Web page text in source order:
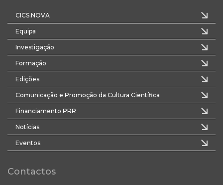
CICS.NOVA
Equipa
Investigação
Formação
Edições
Comunicação e Promoção da Cultura Científica
Financiamento PRR
Notícias
Eventos
Contactos